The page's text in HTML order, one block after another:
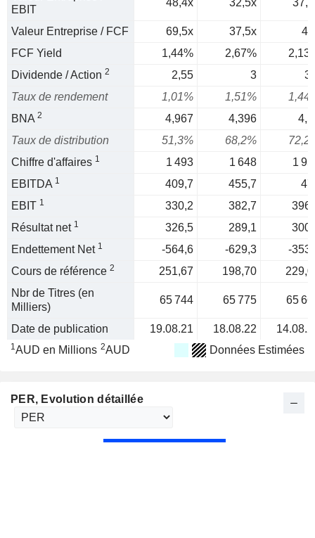
EBIT
48,4x 32,5x
Valeur Entreprise / FCF 69,5x 37,5x
FCF Yield
1,44% 2,67%
Dividende / Action 2 2,55 3
Taux de rendement
1,01% 1,51%
BNA 2 4,967 4,396
Taux de distribution
51,3% 68,2%
Chiffre d'affaires 1 1 493 1 648
1
EBITDA 1 409,7 455,7
EBIT 1 330,2 382,7
Résultat net 1 326,5 289,1
Endettement Net 1 -564,6 -629,3
-
Cours de référence 2 251,67 198,70
Nbr de Titres (en
Milliers)
65 744 65 775 65
Date de publication 19.08.21 18.08.22
1AUD en Millions 2AUD Données Estimées
PER, Evolution détaillée